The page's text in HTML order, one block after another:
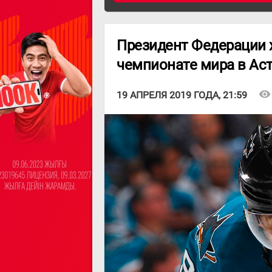
Президент
чемпионате мира в
19 АПРЕЛЯ 2019 ГОДА, 21:59 visibility